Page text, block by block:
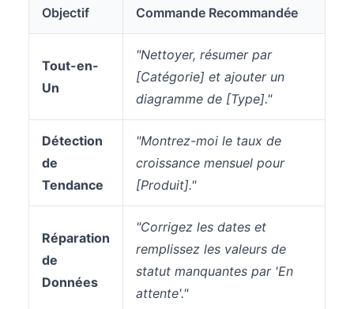
Objectif Commande Recommandée
Tout-en-
Un
"Nettoyer, résumer par
[Catégorie] et ajouter un
diagramme de [Type]."
Détection
de
Tendance
"Montrez-moi le taux de
croissance mensuel pour
[Produit]."
Réparation
de
Données
"Corrigez les dates et
remplissez les valeurs de
statut manquantes par 'En
attente'."